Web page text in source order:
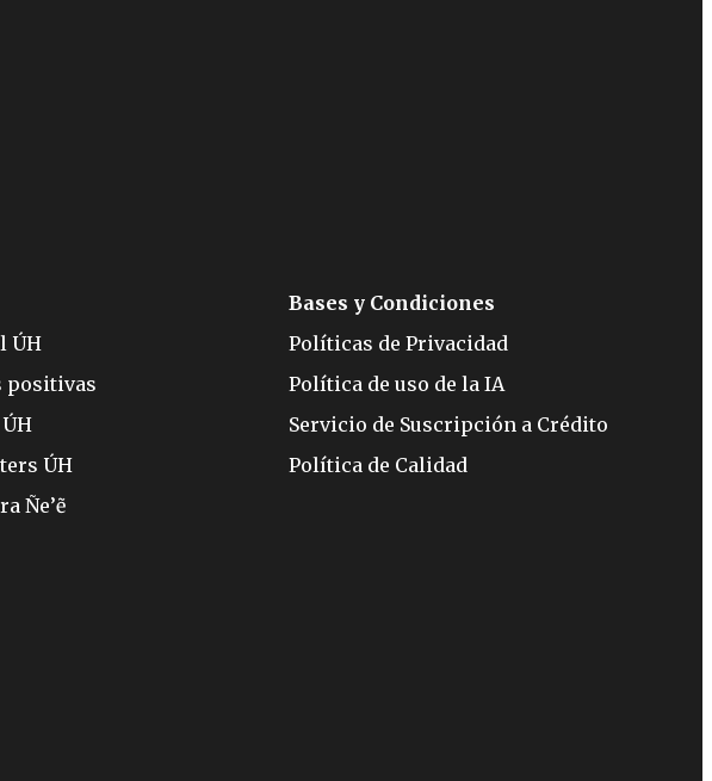
ÚH
positivas
ÚH
Ñe’ẽ
Bases y Condiciones
Políticas de Privacidad
Política de uso de la IA
Servicio de Suscripción a Crédito
Política de Calidad